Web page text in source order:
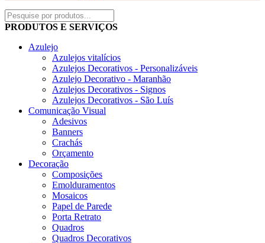
PRODUTOS E SERVIÇOS
Azulejo
Azulejos vitalícios
Azulejos Decorativos - Personalizáveis
Azulejo Decorativo - Maranhão
Azulejos Decorativos - Signos
Azulejos Decorativos - São Luís
Comunicação Visual
Adesivos
Banners
Crachás
Orçamento
Decoração
Composições
Emolduramentos
Mosaicos
Papel de Parede
Porta Retrato
Quadros
Quadros Decorativos